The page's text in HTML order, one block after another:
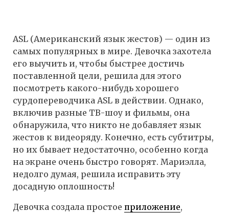
ASL (Американский язык жестов) — один из
самых популярных в мире. Девочка захотела
его выучить и, чтобы быстрее достичь
поставленной цели, решила для этого
посмотреть какого-нибудь хорошего
сурдопереводчика ASL в действии. Однако,
включив разные ТВ-шоу и фильмы, она
обнаружила, что никто не добавляет язык
жестов к видеоряду. Конечно, есть субтитры,
но их бывает недостаточно, особенно когда
на экране очень быстро говорят. Мариэлла,
недолго думая, решила исправить эту
досадную оплошность!
Девочка создала простое приложение,